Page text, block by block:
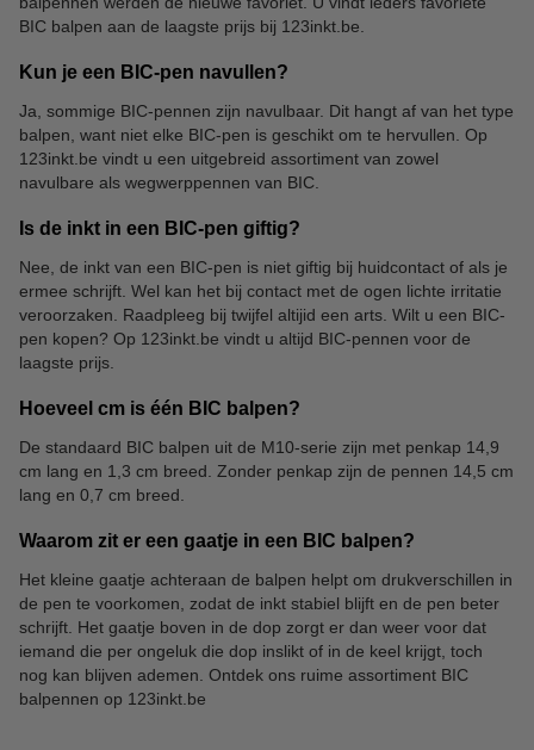
BIC balpen aan de laagste prijs bij 123inkt.be.
Kun je een BIC-pen navullen?
Ja, sommige BIC-pennen zijn navulbaar. Dit hangt af van het type
balpen, want niet elke BIC-pen is geschikt om te hervullen. Op
123inkt.be vindt u een uitgebreid assortiment van zowel
navulbare als wegwerppennen van BIC.
Is de inkt in een BIC-pen giftig?
Nee, de inkt van een BIC-pen is niet giftig bij huidcontact of als je
ermee schrijft. Wel kan het bij contact met de ogen lichte irritatie
veroorzaken. Raadpleeg bij twijfel altijid een arts. Wilt u een BIC-
pen kopen? Op 123inkt.be vindt u altijd BIC-pennen voor de
laagste prijs.
Hoeveel cm is één BIC balpen?
De standaard BIC balpen uit de M10-serie zijn met penkap 14,9
cm lang en 1,3 cm breed. Zonder penkap zijn de pennen 14,5 cm
lang en 0,7 cm breed.
Waarom zit er een gaatje in een BIC balpen?
Het kleine gaatje achteraan de balpen helpt om drukverschillen in
de pen te voorkomen, zodat de inkt stabiel blijft en de pen beter
schrijft. Het gaatje boven in de dop zorgt er dan weer voor dat
iemand die per ongeluk die dop inslikt of in de keel krijgt, toch
nog kan blijven ademen. Ontdek ons ruime assortiment BIC
balpennen op 123inkt.be